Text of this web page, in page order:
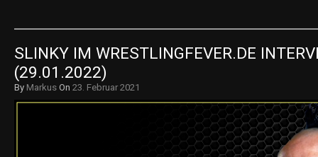
SLINKY IM WRESTLINGFEVER.DE
(29.01.2022)
By Markus On 23. Februar 2021